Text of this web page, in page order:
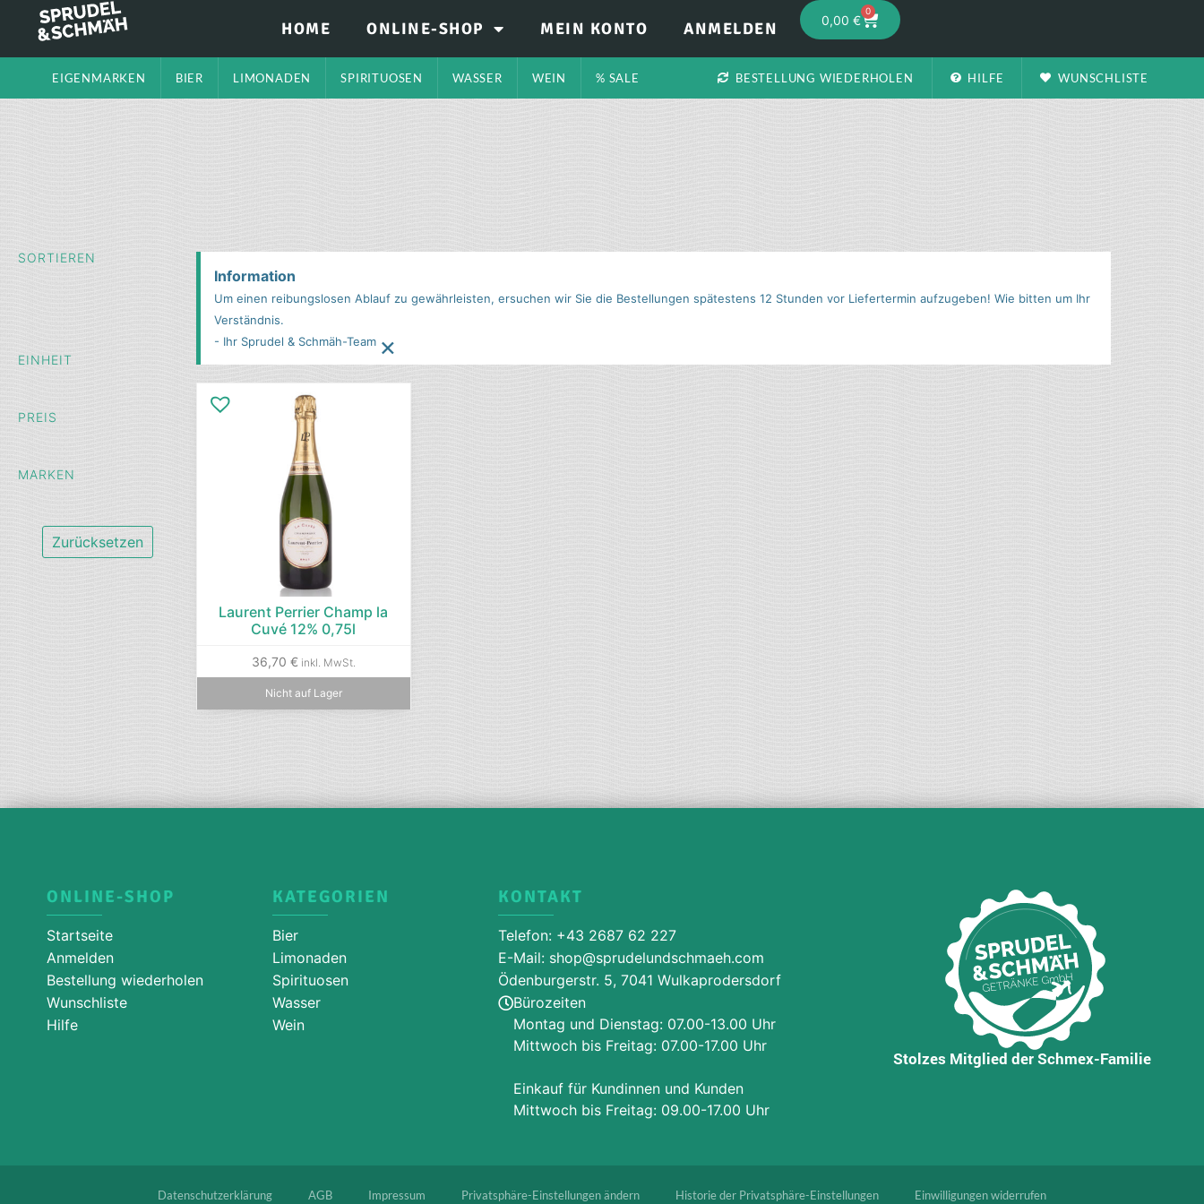
HOME ONLINE-SHOP MEIN KONTO ANMELDEN 0,00 €
0
EIGENMARKEN BIER LIMONADEN SPIRITUOSEN WASSER WEIN % SALE BESTELLUNG WIEDERHOLEN HILFE WUNSCHLISTE
SORTIEREN
EINHEIT
PREIS
MARKEN
Zurücksetzen
Information
Um einen reibungslosen Ablauf zu gewährleisten, ersuchen wir Sie die Bestellungen spätestens 12 Stunden vor Liefertermin aufzugeben! Wie bitten um Ihr
Verständnis.
- Ihr Sprudel & Schmäh-Team ×
Laurent Perrier Champ la
Cuvé 12% 0,75l
36,70 € inkl. MwSt.
Nicht auf Lager
ONLINE-SHOP
Startseite
Anmelden
Bestellung wiederholen
Wunschliste
Hilfe
KATEGORIEN
Bier
Limonaden
Spirituosen
Wasser
Wein
KONTAKT
Telefon: +43 2687 62 227
E-Mail: shop@sprudelundschmaeh.com
Ödenburgerstr. 5, 7041 Wulkaprodersdorf
Bürozeiten
Montag und Dienstag: 07.00-13.00 Uhr
Mittwoch bis Freitag: 07.00-17.00 Uhr
Einkauf für Kundinnen und Kunden
Mittwoch bis Freitag: 09.00-17.00 Uhr
Stolzes Mitglied der Schmex-Familie
Datenschutzerklärung AGB Impressum Privatsphäre-Einstellungen ändern Historie der Privatsphäre-Einstellungen Einwilligungen widerrufen